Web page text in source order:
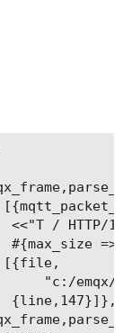
<<"T / HTTP/
#{max_size
"c:/
{line,147}]},